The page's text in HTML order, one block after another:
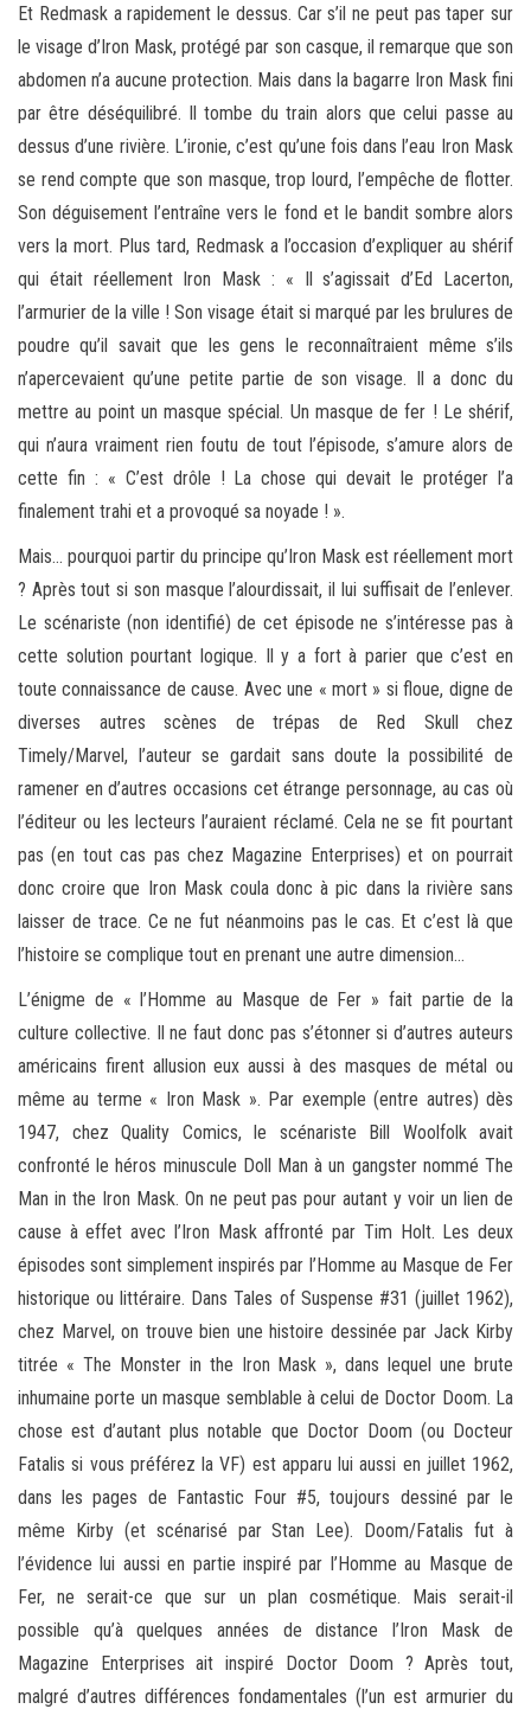
Et Redmask a rapidement le dessus. Car s’il ne peut pas taper sur
le visage d’Iron Mask, protégé par son casque, il remarque que son
abdomen n’a aucune protection. Mais dans la bagarre Iron Mask fini
par être déséquilibré. Il tombe du train alors que celui passe au
dessus d’une rivière. L’ironie, c’est qu’une fois dans l’eau Iron Mask
se rend compte que son masque, trop lourd, l’empêche de flotter.
Son déguisement l’entraîne vers le fond et le bandit sombre alors
vers la mort. Plus tard, Redmask a l’occasion d’expliquer au shérif
qui était réellement Iron Mask : « Il s’agissait d’Ed Lacerton,
l’armurier de la ville ! Son visage était si marqué par les brulures de
poudre qu’il savait que les gens le reconnaîtraient même s’ils
n’apercevaient qu’une petite partie de son visage. Il a donc du
mettre au point un masque spécial. Un masque de fer ! Le shérif,
qui n’aura vraiment rien foutu de tout l’épisode, s’amure alors de
cette fin : « C’est drôle ! La chose qui devait le protéger l’a
finalement trahi et a provoqué sa noyade ! ».
Mais… pourquoi partir du principe qu’Iron Mask est réellement mort
? Après tout si son masque l’alourdissait, il lui suffisait de l’enlever.
Le scénariste (non identifié) de cet épisode ne s’intéresse pas à
cette solution pourtant logique. Il y a fort à parier que c’est en
toute connaissance de cause. Avec une « mort » si floue, digne de
diverses autres scènes de trépas de Red Skull chez
Timely/Marvel, l’auteur se gardait sans doute la possibilité de
ramener en d’autres occasions cet étrange personnage, au cas où
l’éditeur ou les lecteurs l’auraient réclamé. Cela ne se fit pourtant
pas (en tout cas pas chez Magazine Enterprises) et on pourrait
donc croire que Iron Mask coula donc à pic dans la rivière sans
laisser de trace. Ce ne fut néanmoins pas le cas. Et c’est là que
l’histoire se complique tout en prenant une autre dimension…
L’énigme de « l’Homme au Masque de Fer » fait partie de la
culture collective. Il ne faut donc pas s’étonner si d’autres auteurs
américains firent allusion eux aussi à des masques de métal ou
même au terme « Iron Mask ». Par exemple (entre autres) dès
1947, chez Quality Comics, le scénariste Bill Woolfolk avait
confronté le héros minuscule Doll Man à un gangster nommé The
Man in the Iron Mask. On ne peut pas pour autant y voir un lien de
cause à effet avec l’Iron Mask affronté par Tim Holt. Les deux
épisodes sont simplement inspirés par l’Homme au Masque de Fer
historique ou littéraire. Dans Tales of Suspense #31 (juillet 1962),
chez Marvel, on trouve bien une histoire dessinée par Jack Kirby
titrée « The Monster in the Iron Mask », dans lequel une brute
inhumaine porte un masque semblable à celui de Doctor Doom. La
chose est d’autant plus notable que Doctor Doom (ou Docteur
Fatalis si vous préférez la VF) est apparu lui aussi en juillet 1962,
dans les pages de Fantastic Four #5, toujours dessiné par le
même Kirby (et scénarisé par Stan Lee). Doom/Fatalis fut à
l’évidence lui aussi en partie inspiré par l’Homme au Masque de
Fer, ne serait-ce que sur un plan cosmétique. Mais serait-il
possible qu’à quelques années de distance l’Iron Mask de
Magazine Enterprises ait inspiré Doctor Doom ? Après tout,
malgré d’autres différences fondamentales (l’un est armurier du